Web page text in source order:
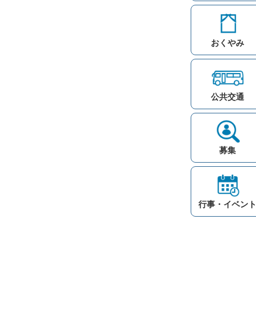
おくやみ
公共交通
募集
行事・イベント